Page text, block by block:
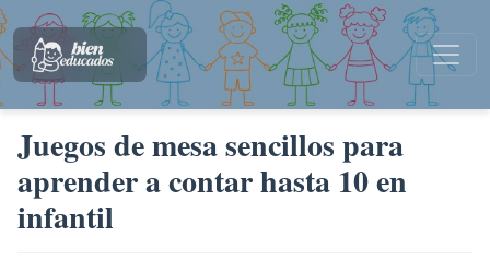
Juegos de mesa sencillos para
aprender a contar hasta 10 en
infantil